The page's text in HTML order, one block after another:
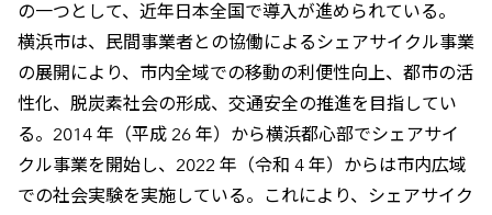
の一つとして、近年日本全国で導入が進められている。
横浜市は、民間事業者との協働によるシェアサイクル事業
の展開により、市内全域での移動の利便性向上、都市の活
性化、脱炭素社会の形成、交通安全の推進を目指してい
る。2014 年（平成 26 年）から横浜都心部でシェアサイ
クル事業を開始し、2022 年（令和 4 年）からは市内広域
での社会実験を実施している。これにより、シェアサイク